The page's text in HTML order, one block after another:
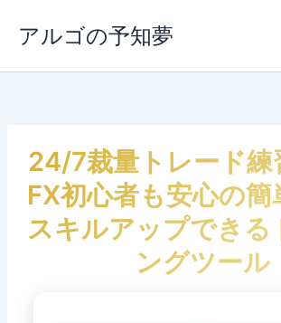
ス
アルゴの予知夢
24/7裁量トレード練
FX初心者も安心の簡
スキルアップできる
ングツール